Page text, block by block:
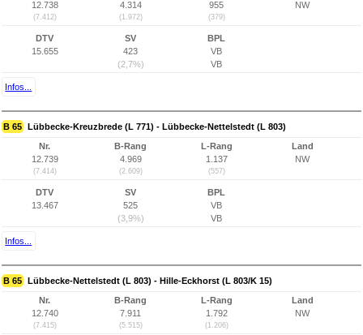
12.738
(7.412)
4.314
(1.972)
955
(379)
NW
DTV
15.655
SV
423
(2,7%)
BPL
VB
VB
Infos...
B 65 Lübbecke-Kreuzbrede (L 771) - Lübbecke-Nettelstedt (L 803)
Nr.
12.739
(7.414)
B-Rang
4.969
(2.609)
L-Rang
1.137
(557)
Land
NW
DTV
13.467
SV
525
(3,9%)
BPL
VB
VB
Infos...
B 65 Lübbecke-Nettelstedt (L 803) - Hille-Eckhorst (L 803/K 15)
Nr.
12.740
(7.415)
B-Rang
7.911
(5.515)
L-Rang
1.792
(1.206)
Land
NW